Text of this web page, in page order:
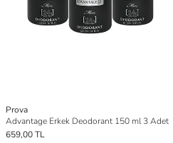
Prova
Advantage Erkek Deodorant 150 ml 3 Adet
659,00 TL